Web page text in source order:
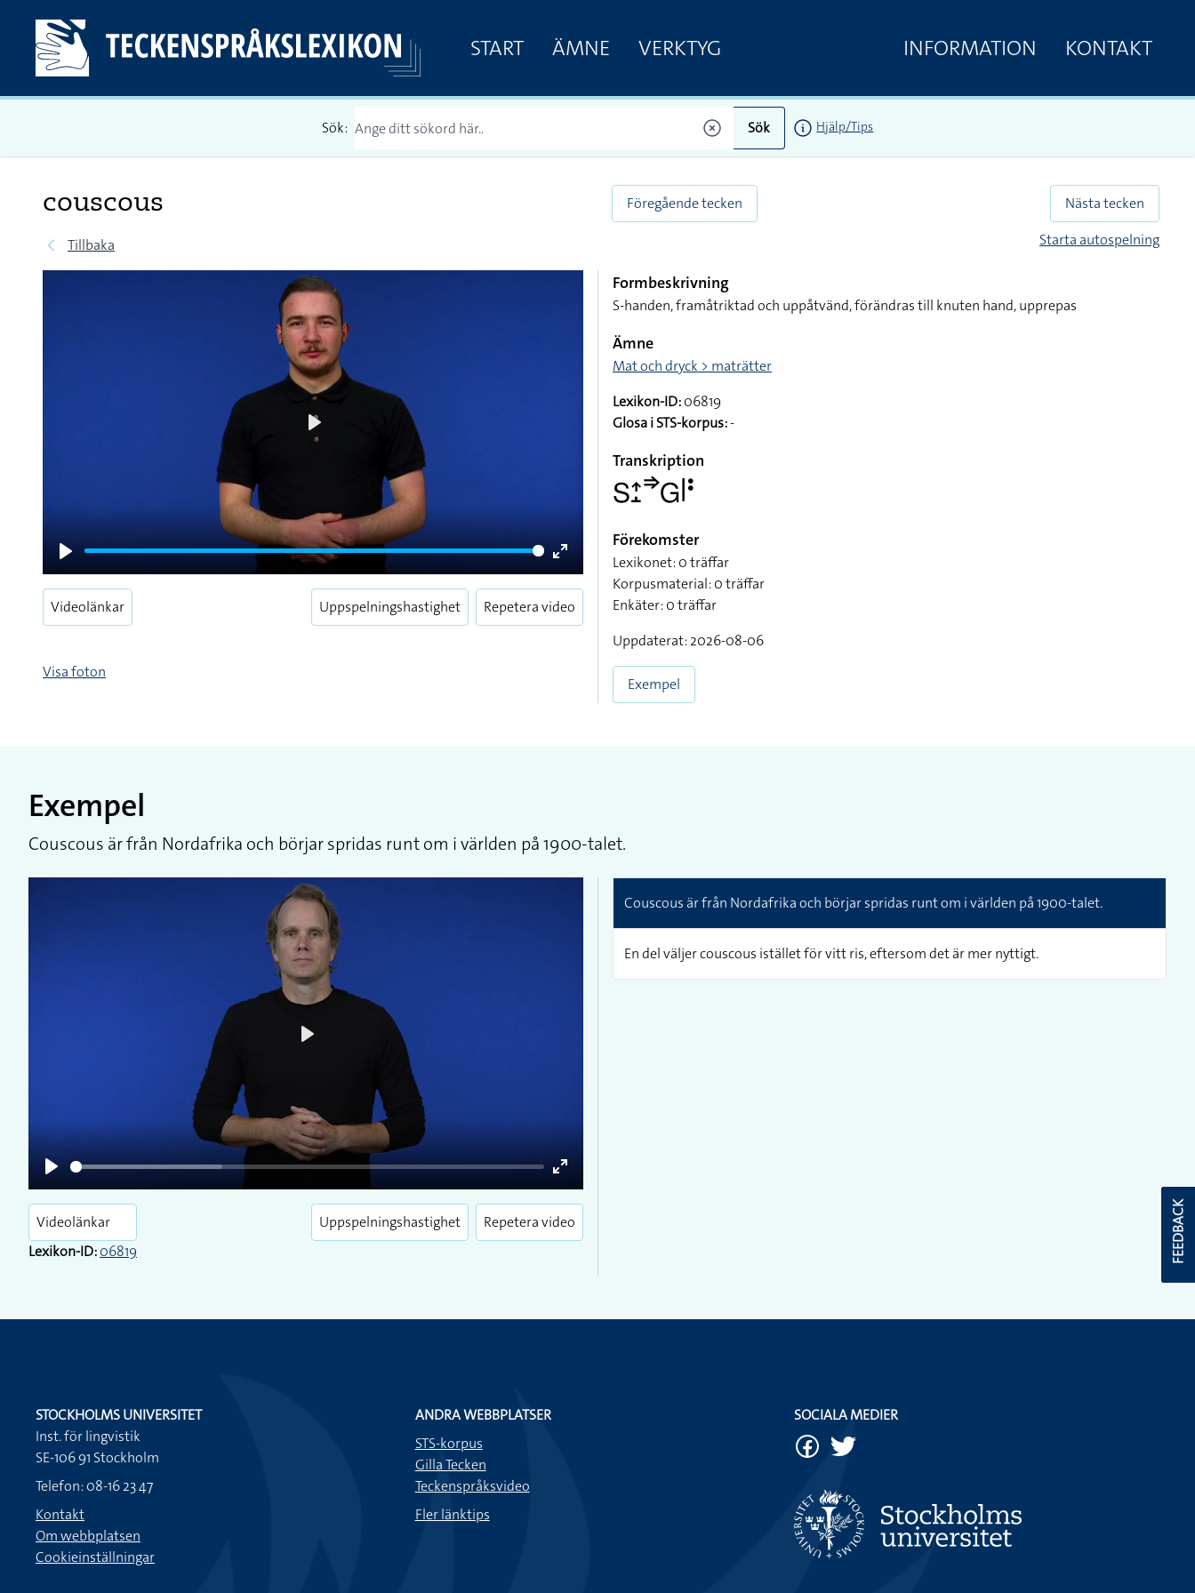
START ÄMNE VERKTYG INFORMATION KONTAKT
Sök: Sök Hjälp/Tips
couscous
Tillbaka
Föregående tecken
Nästa tecken
Starta autospelning
Play
Enter
fullscreen
Play
Videolänkar Uppspelningshastighet Repetera video
Visa foton
Formbeskrivning
S-handen, framåtriktad och uppåtvänd, förändras till knuten hand, upprepas
Ämne
Mat och dryck > maträtter
Lexikon-ID:06819
Glosa i STS-korpus:-
Transkription
􌥅􌤴􌤸􌦆􌤦􌥼􌥻
Förekomster
Lexikonet: 0 träffar
Korpusmaterial: 0 träffar
Enkäter: 0 träffar
Uppdaterat: 2026-08-06
Exempel
Exempel
Couscous är från Nordafrika och börjar spridas runt om i världen på 1900-talet.
Play
Enter
fullscreen
Videolänkar
Lexikon-ID:06819
Uppspelningshastighet Repetera video
Couscous är från Nordafrika och börjar spridas runt om i världen på 1900-talet.
En del väljer couscous istället för vitt ris, eftersom det är mer nyttigt.
FEEDBACK
STOCKHOLMS UNIVERSITET
Inst. för lingvistik
SE-106 91 Stockholm
Telefon: 08-16 23 47
Kontakt
Om webbplatsen
Cookieinställningar
ANDRA WEBBPLATSER
STS-korpus
Gilla Tecken
Teckenspråksvideo
Fler länktips
SOCIALA MEDIER